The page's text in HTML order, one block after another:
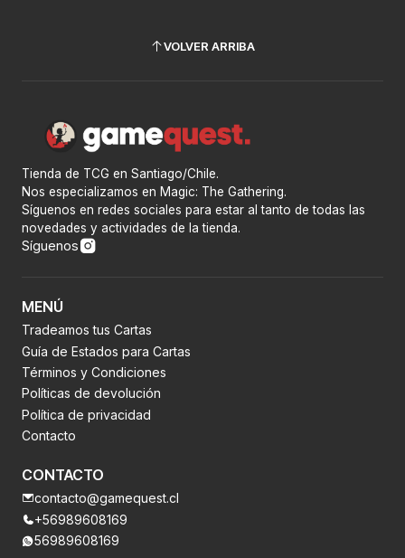
VOLVER ARRIBA
Tienda de TCG en Santiago/Chile.
Nos especializamos en Magic: The Gathering.
Síguenos en redes sociales para estar al tanto de todas las
novedades y actividades de la tienda.
Síguenos
MENÚ
Tradeamos tus Cartas
Guía de Estados para Cartas
Términos y Condiciones
Políticas de devolución
Política de privacidad
Contacto
CONTACTO
contacto@gamequest.cl
+56989608169
56989608169